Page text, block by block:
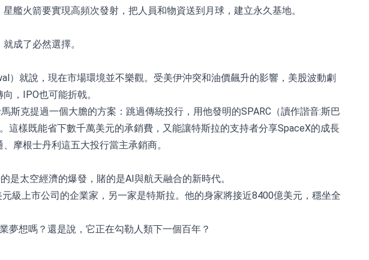
艦火箭要實現高頻次發射，把人員和物資送到月球，建立永久基地。
成了必然選擇。
）就說，現在市場環境並不樂觀。受美伊沖突和油價飆升的影響，美股波動劇
，IPO也可能折戟。
克提過一個大膽的方案：跳過傳統投行，用他發明的SPARC（讀作諧音:斯巴
樣既能省下數千萬美元的承銷費，又能讓特斯拉的支持者分享SpaceX的成長
摩根士丹利這五大投行當主承銷商。
太空經濟的爆發，賭的是AI與航天融合的新時代。
級上市公司的企業家，另一家是特斯拉。他的身家將接近8400億美元，穩坐全
夢想嗎？還是說，它正在勾勒人類下一個百年？